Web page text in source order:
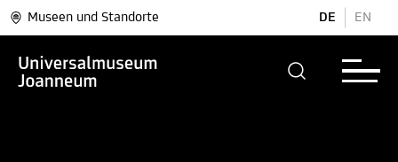
Museen und Standorte DE EN